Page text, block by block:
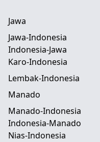
Jawa
Jawa-Indonesia
Indonesia-Jawa
Karo-Indonesia
Lembak-Indonesia
Manado
Manado-Indonesia
Indonesia-Manado
Nias-Indonesia